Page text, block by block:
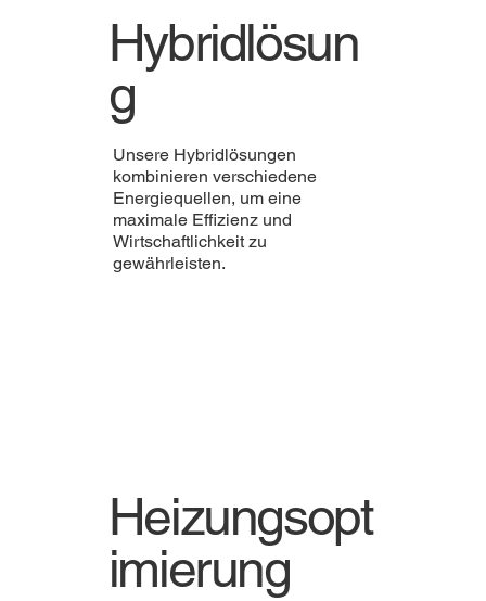
Hybridlösun
g
Unsere Hybridlösungen
kombinieren verschiedene
Energiequellen, um eine
maximale Effizienz und
Wirtschaftlichkeit zu
gewährleisten.
Heizungsopt
imierung